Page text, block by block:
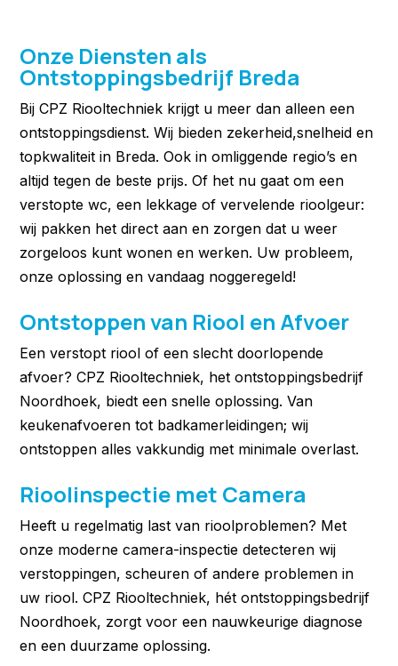
Onze Diensten als
Ontstoppingsbedrijf Breda
Bij CPZ Riooltechniek krijgt u meer dan alleen een
ontstoppingsdienst. Wij bieden zekerheid,snelheid en
topkwaliteit in Breda. Ook in omliggende regio’s en
altijd tegen de beste prijs. Of het nu gaat om een
verstopte wc, een lekkage of vervelende rioolgeur:
wij pakken het direct aan en zorgen dat u weer
zorgeloos kunt wonen en werken. Uw probleem,
onze oplossing en vandaag noggeregeld!
Ontstoppen van Riool en Afvoer
Een verstopt riool of een slecht doorlopende
afvoer? CPZ Riooltechniek, het ontstoppingsbedrijf
Noordhoek, biedt een snelle oplossing. Van
keukenafvoeren tot badkamerleidingen; wij
ontstoppen alles vakkundig met minimale overlast.
Rioolinspectie met Camera
Heeft u regelmatig last van rioolproblemen? Met
onze moderne camera-inspectie detecteren wij
verstoppingen, scheuren of andere problemen in
uw riool. CPZ Riooltechniek, hét ontstoppingsbedrijf
Noordhoek, zorgt voor een nauwkeurige diagnose
en een duurzame oplossing.